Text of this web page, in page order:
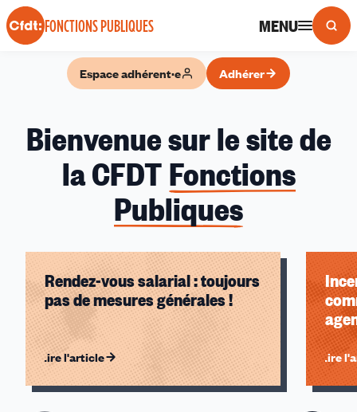
Panneau de gestion des cookies
FONCTIONS PUBLIQUES MENU
Espace adhérent·e Adhérer
Bienvenue sur le site de
la CFDT Fonctions
Publiques
Rendez-vous salarial : toujours
pas de mesures générales !
Lire l'article Lire